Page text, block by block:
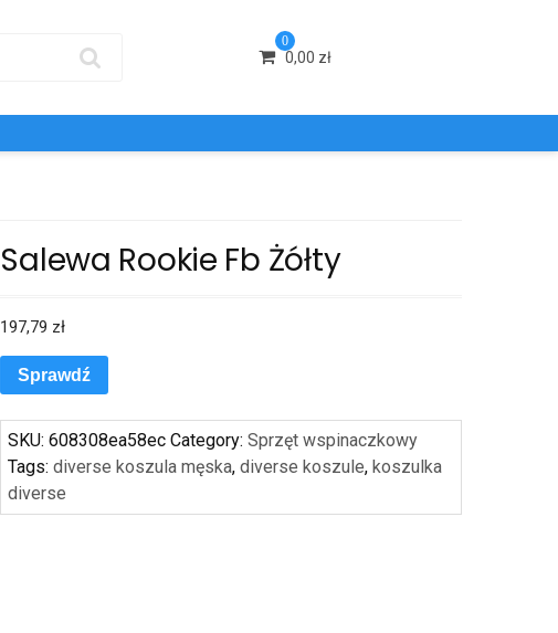
0
0,00 zł
Salewa Rookie Fb Żółty
197,79 zł
Sprawdź
SKU:608308ea58ec Category:Sprzęt wspinaczkowy
Tags:diverse koszula męska,diverse koszule,koszulka
diverse